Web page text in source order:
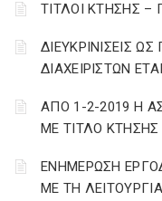
ΤΙΤΛΟΙ ΚΤΗΣΗΣ –
ΔΙΕΥΚΡΙΝΙΣΕΙΣ
ΔΙΑΧΕΙΡΙΣΤΩΝ
ΑΠΟ 1-2-2019 Η
ΜΕ ΤΙΤΛΟ ΚΤΗΣΗΣ
ΕΝΗΜΕΡΩΣΗ
ΜΕ ΤΗ